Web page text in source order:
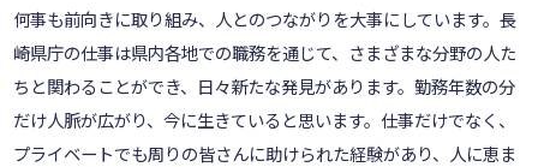
何事も前向きに取り組み、人とのつながりを大事にしています。長
崎県庁の仕事は県内各地での職務を通じて、さまざまな分野の人た
ちと関わることができ、日々新たな発見があります。勤務年数の分
だけ人脈が広がり、今に生きていると思います。仕事だけでなく、
プライベートでも周りの皆さんに助けられた経験があり、人に恵ま